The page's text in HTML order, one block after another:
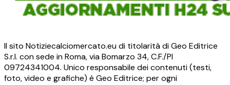
Il sito Notiziecalciomercato.eu di titolarità di Geo Editrice
S.r.l. con sede in Roma, via Bomarzo 34, C.F./PI
09724341004. Unico responsabile dei contenuti (testi,
foto, video e grafiche) è Geo Editrice; per ogni